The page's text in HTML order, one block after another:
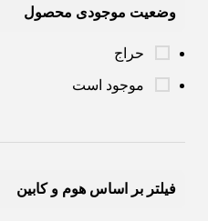
وضعیت موجودی محصول
حراج
موجود است
فیلتر بر اساس هوم و کابین